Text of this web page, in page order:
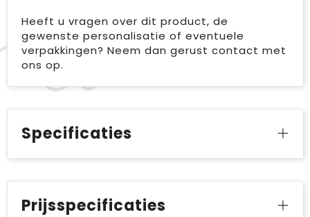
Heeft u vragen over dit product, de
gewenste personalisatie of eventuele
verpakkingen? Neem dan gerust contact met
ons op.
Specificaties
Prijsspecificaties